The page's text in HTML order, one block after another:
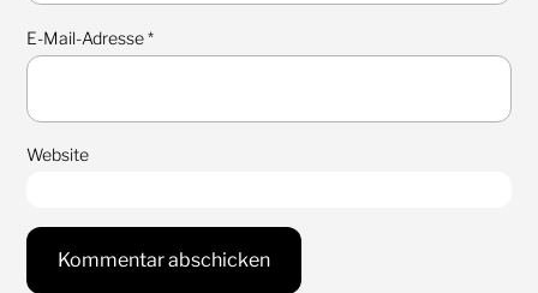
E-Mail-Adresse*
Website